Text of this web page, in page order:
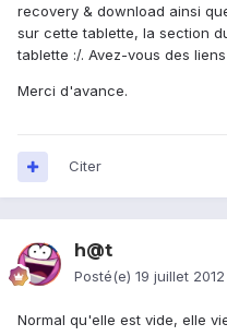
recovery & download ainsi
sur cette tablette, la section
tablette :/. Avez-vous des liens
Merci d'avance.
Citer
h@t
Posté(e) 19 juillet 2012
Normal qu'elle est vide, elle